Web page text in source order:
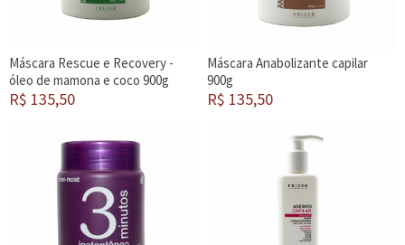
Máscara Rescue e Recovery -
óleo de mamona e coco 900g
R$ 135,50
Máscara Anabolizante capilar
900g
R$ 135,50